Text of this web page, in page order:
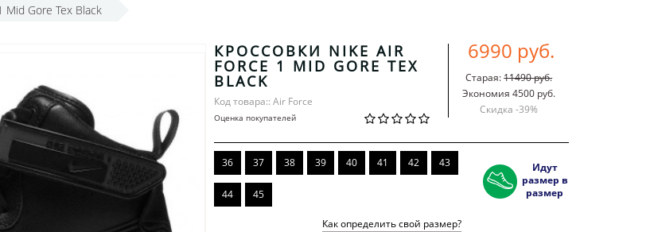
Mid Gore Tex Black
КРОССОВКИ NIKE AIR
FORCE 1 MID GORE TEX
BLACK
Код товара:: Air Force
Оценка покупателей
6990 руб.
Старая:11490 руб.
Экономия 4500 руб.
Скидка -39%
36 37 38 39 40 41 42 43
44 45
Идут
размер в
размер
Как определить свой размер?